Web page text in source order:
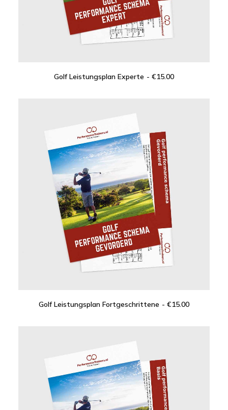
IN DEN WARENKORB
Golf Leistungsplan Experte €15.00
IN DEN WARENKORB
Golf Leistungsplan Fortgeschrittene €15.00